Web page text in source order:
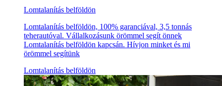
Lomtalanítás belföldön
Lomtalanítás belföldön, 100% garanciával, 3,5 tonnás
teherautóval. Vállalkozásunk örömmel segít önnek
Lomtalanítás belföldön kapcsán. Hívjon minket és mi
örömmel segítünk
Lomtalanítás belföldön